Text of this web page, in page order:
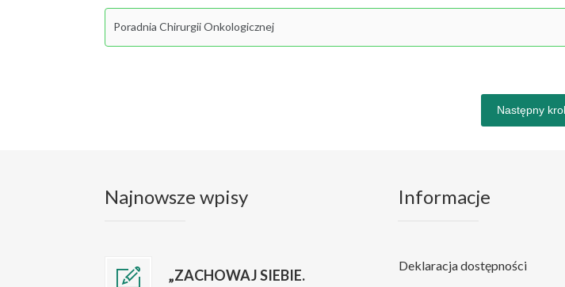
Następny
Najnowsze wpisy
„ZACHOWAJ SIEBIE.
Informacje
Deklaracja dostępności